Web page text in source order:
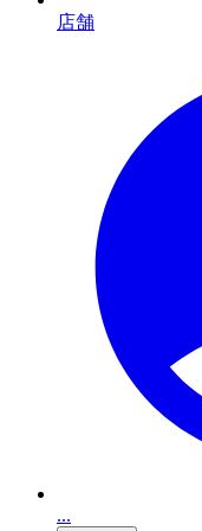
店舗
...